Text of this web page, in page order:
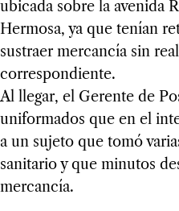
ubicada sobre la avenida
Hermosa, ya que tenían
sustraer mercancía sin
correspondiente.
Al llegar, el Gerente de
uniformados que en el
a un sujeto que tomó
sanitario y que minutos
mercancía.